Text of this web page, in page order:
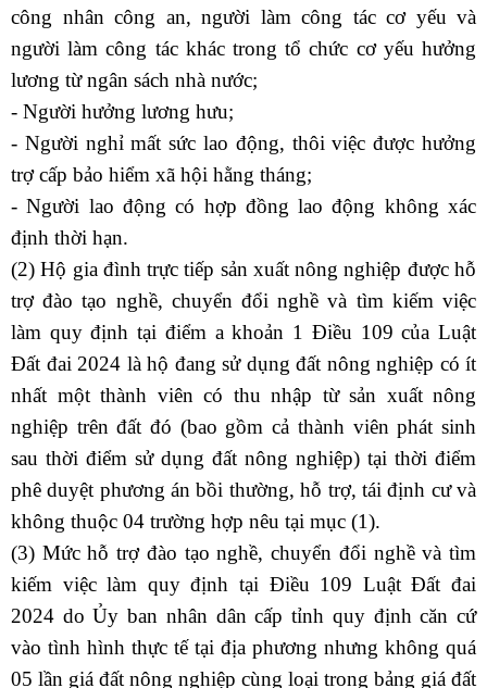
công nhân công an, người làm công tác cơ yếu và
người làm công tác khác trong tổ chức cơ yếu hưởng
lương từ ngân sách nhà nước;
- Người hưởng lương hưu;
- Người nghỉ mất sức lao động, thôi việc được hưởng
trợ cấp bảo hiểm xã hội hằng tháng;
- Người lao động có hợp đồng lao động không xác
định thời hạn.
(2) Hộ gia đình trực tiếp sản xuất nông nghiệp được hỗ
trợ đào tạo nghề, chuyển đổi nghề và tìm kiếm việc
làm quy định tại điểm a khoản 1 Điều 109 của Luật
Đất đai 2024 là hộ đang sử dụng đất nông nghiệp có ít
nhất một thành viên có thu nhập từ sản xuất nông
nghiệp trên đất đó (bao gồm cả thành viên phát sinh
sau thời điểm sử dụng đất nông nghiệp) tại thời điểm
phê duyệt phương án bồi thường, hỗ trợ, tái định cư và
không thuộc 04 trường hợp nêu tại mục (1).
(3) Mức hỗ trợ đào tạo nghề, chuyển đổi nghề và tìm
kiếm việc làm quy định tại Điều 109 Luật Đất đai
2024 do Ủy ban nhân dân cấp tỉnh quy định căn cứ
vào tình hình thực tế tại địa phương nhưng không quá
05 lần giá đất nông nghiệp cùng loại trong bảng giá đất